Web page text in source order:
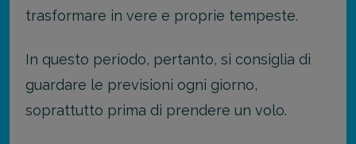
trasformare in vere e proprie tempeste.
In questo periodo, pertanto, si consiglia di
guardare le previsioni ogni giorno,
soprattutto prima di prendere un volo.